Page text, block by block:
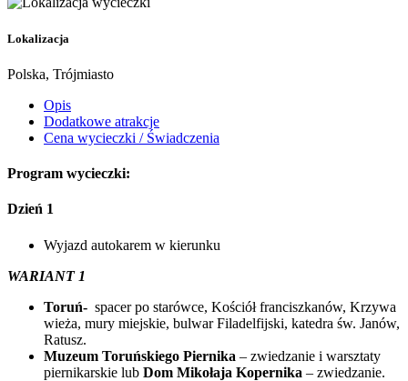
Lokalizacja
Polska, Trójmiasto
Opis
Dodatkowe atrakcje
Cena wycieczki / Świadczenia
Program wycieczki:
Dzień 1
Wyjazd autokarem w kierunku
WARIANT 1
Toruń- spacer po starówce, Kościół franciszkanów, Krzywa
wieża, mury miejskie, bulwar Filadelfijski, katedra św. Janów,
Ratusz.
Muzeum Toruńskiego Piernika – zwiedzanie i warsztaty
piernikarskie lub Dom Mikołaja Kopernika – zwiedzanie.